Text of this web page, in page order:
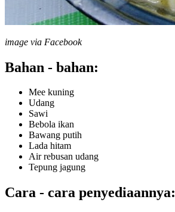
image via Facebook
Bahan - bahan:
Mee kuning
Udang
Sawi
Bebola ikan
Bawang putih
Lada hitam
Air rebusan udang
Tepung jagung
Cara - cara penyediaannya: